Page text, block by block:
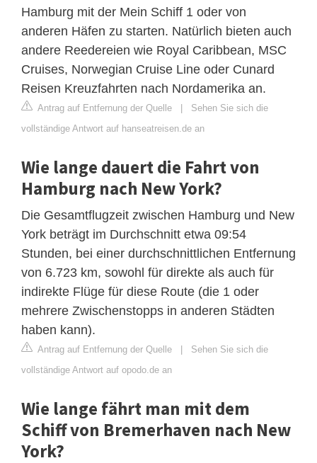
Hamburg mit der Mein Schiff 1 oder von
anderen Häfen zu starten. Natürlich bieten auch
andere Reedereien wie Royal Caribbean, MSC
Cruises, Norwegian Cruise Line oder Cunard
Reisen Kreuzfahrten nach Nordamerika an.
Antrag auf Entfernung der Quelle | Sehen Sie sich die
vollständige Antwort auf hanseatreisen.de an
Wie lange dauert die Fahrt von
Hamburg nach New York?
Die Gesamtflugzeit zwischen Hamburg und New
York beträgt im Durchschnitt etwa 09:54
Stunden, bei einer durchschnittlichen Entfernung
von 6.723 km, sowohl für direkte als auch für
indirekte Flüge für diese Route (die 1 oder
mehrere Zwischenstopps in anderen Städten
haben kann).
Antrag auf Entfernung der Quelle | Sehen Sie sich die
vollständige Antwort auf opodo.de an
Wie lange fährt man mit dem
Schiff von Bremerhaven nach New
York?